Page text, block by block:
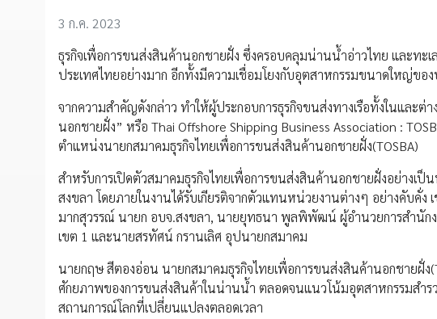
3 ก.ค. 2023
ธุรกิจเพื่อการขนส่งสินค้านอกชายฝั่ง ซึ่งครอบคลุมน่านน้ำอ่าวไทย และท
ประเทศไทยอย่างมาก อีกทั้งมีความเชื่อมโยงกับอุตสาหกรรมขนาดใหญ่ของ
จากความสำคัญดังกล่าว ทำให้ผู้ประกอบการธุรกิจขนส่งทางเรือทั้งในและ
นอกชายฝั่ง” หรือ Thai Offshore Shipping Business Association :
ตำแหน่งนายกสมาคมธุรกิจไทยเพื่อการขนส่งสินค้านอกชายฝั่ง(TOSBA)
สำหรับการเปิดตัวสมาคมธุรกิจไทยเพื่อการขนส่งสินค้านอกชายฝั่งอย่าง
สงขลา โดยภายในงานได้รับเกียรติจากตัวแทนหน่วยงานต่างๆ อย่างคับคั่
มากสุวรรณ์ นายก อบจ.สงขลา, นายยุทธนา พูลพิพัฒน์ ผู้อำนวยการสำนั
เขต 1 และนายสรทัศน์ กรานเลิศ อุปนายกสมาคม
นายกฤษ สีตองอ่อน นายกสมาคมธุรกิจไทยเพื่อการขนส่งสินค้านอกชายฝั่ง
ศักยภาพของการขนส่งสินค้าในน่านน้ำ ตลอดจนแนวโน้มอุตสาหกรรมสำรว
สถานการณ์โลกที่เปลี่ยนแปลงตลอดเวลา